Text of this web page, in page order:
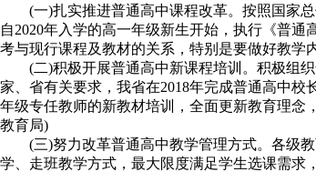
(一)扎实推进普通高中课程改革。按照国家
自2020年入学的高一年级新生开始，执行《普
考与现行课程及教材的关系，特别是要做好教学
(二)积极开展普通高中新课程培训。积极组
家、省有关要求，我省在2018年完成普通高中校
年级专任教师的新教材培训，全面更新教育理念
教育局)
(三)努力改革普通高中教学管理方式。各级
学、走班教学方式，最大限度满足学生选课需求